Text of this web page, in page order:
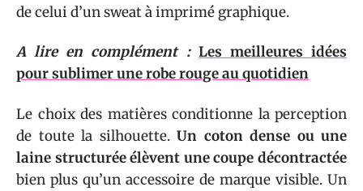
de celui d’un sweat à imprimé graphique.
A lire en complément : Les meilleures idées
pour sublimer une robe rouge au quotidien
Le choix des matières conditionne la perception
de toute la silhouette. Un coton dense ou une
laine structurée élèvent une coupe décontractée
bien plus qu’un accessoire de marque visible. Un